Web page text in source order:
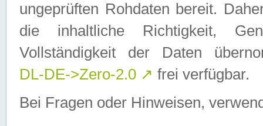
ungeprüften Rohdaten bereit.
die inhaltliche Richtigkeit,
Vollständigkeit der Daten
DL-DE->Zero-2.0 ↗ frei verfügbar.
Bei Fragen oder Hinweisen,